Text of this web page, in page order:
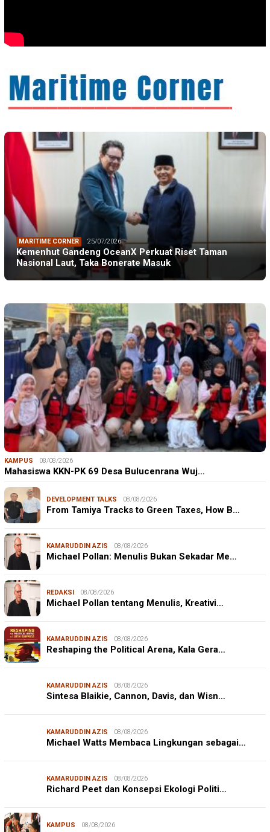
MARITIME CORNER 25/07/2026
Kemenhut Gandeng OceanX Perkuat Riset Taman
Nasional Laut, Taka Bonerate Masuk
KAMPUS 08/08/2026
Mahasiswa KKN-PK 69 Desa Bulucenrana Wuj…
DEVELOPMENT TALKS 08/08/2026
From Tamiya Tracks to Green Taxes, How B…
KAMARUDDIN AZIS 08/08/2026
Michael Pollan: Menulis Bukan Sekadar Me…
REDAKSI 08/08/2026
Michael Pollan tentang Menulis, Kreativi…
KAMARUDDIN AZIS 08/08/2026
Reshaping the Political Arena, Kala Gera…
KAMARUDDIN AZIS 08/08/2026
Sintesa Blaikie, Cannon, Davis, dan Wisn…
KAMARUDDIN AZIS 08/08/2026
Michael Watts Membaca Lingkungan sebagai…
KAMARUDDIN AZIS 08/08/2026
Richard Peet dan Konsepsi Ekologi Politi…
KAMPUS 08/08/2026